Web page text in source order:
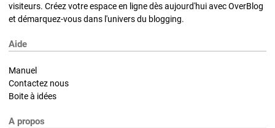
visiteurs. Créez votre espace en ligne dès aujourd'hui avec OverBlog
et démarquez-vous dans l'univers du blogging.
Aide
Manuel
Contactez nous
Boite à idées
A propos